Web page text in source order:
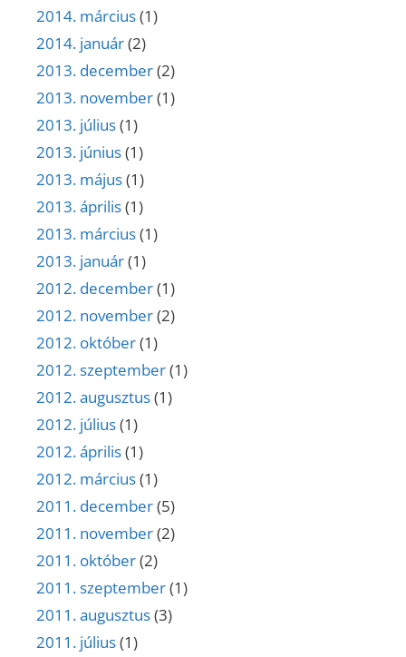
2014. március(1)
2014. január(2)
2013. december(2)
2013. november(1)
2013. július(1)
2013. június(1)
2013. május(1)
2013. április(1)
2013. március(1)
2013. január(1)
2012. december(1)
2012. november(2)
2012. október(1)
2012. szeptember(1)
2012. augusztus(1)
2012. július(1)
2012. április(1)
2012. március(1)
2011. december(5)
2011. november(2)
2011. október(2)
2011. szeptember(1)
2011. augusztus(3)
2011. július(1)